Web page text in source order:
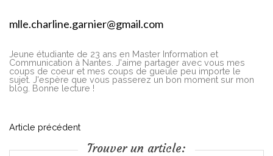
mlle.charline.garnier@gmail.com
Jeune étudiante de 23 ans en Master Information et
Communication à Nantes. J'aime partager avec vous mes
coups de coeur et mes coups de gueule peu importe le
sujet. J'espère que vous passerez un bon moment sur mon
blog. Bonne lecture !
N
Article précédent
Trouver un article: